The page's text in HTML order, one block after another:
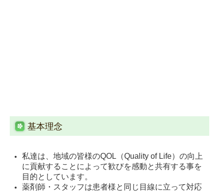
基本理念
私達は、地域の皆様のQOL（Quality of Life） の向上
に貢献することによって歓びを感動と共有する事を
目的としています。
薬剤師・スタッフは患者様と同じ目線に立って対応